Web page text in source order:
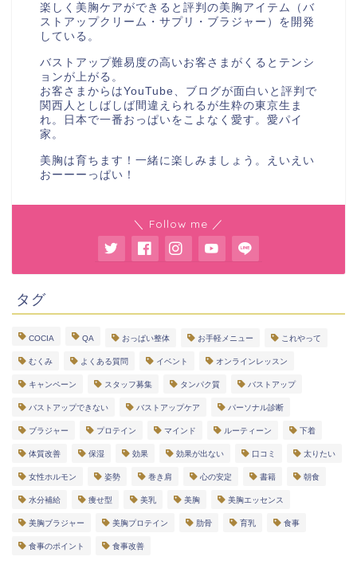
楽しく美胸ケアができると評判の美胸アイテム（バ
ストアップクリーム・サプリ・ブラジャー）を開発
している。
バストアップ難易度の高いお客さまがくるとテンシ
ョンが上がる。
お客さまからはYouTube、ブログが面白いと評判で
関西人としばしば間違えられるが生粋の東京生ま
れ。日本で一番おっぱいをこよなく愛す。愛パイ
家。
美胸は育ちます！一緒に楽しみましょう。えいえい
おーーーっぱい！
＼ Follow me ／
タグ
COCIA QA おっぱい整体 お手軽メニュー これやって
むくみ よくある質問 イベント オンラインレッスン
キャンペーン スタッフ募集 タンパク質 バストアップ
バストアップできない バストアップケア パーソナル診断
ブラジャー プロテイン マインド ルーティーン 下着
体質改善 保湿 効果 効果が出ない 口コミ 太りたい
女性ホルモン 姿勢 巻き肩 心の安定 書籍 朝食
水分補給 痩せ型 美乳 美胸 美胸エッセンス
美胸ブラジャー 美胸プロテイン 肋骨 育乳 食事
食事のポイント 食事改善